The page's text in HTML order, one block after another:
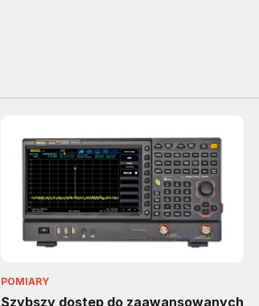
POMIARY
Szybszy dostęp do zaawansowanych